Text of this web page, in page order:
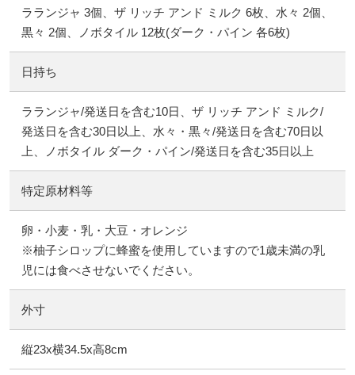
ラランジャ 3個、ザ リッチ アンド ミルク 6枚、水々 2個、
黒々 2個、ノボタイル 12枚(ダーク・パイン 各6枚)
日持ち
ラランジャ/発送日を含む10日、ザ リッチ アンド ミルク/
発送日を含む30日以上、水々・黒々/発送日を含む70日以
上、ノボタイル ダーク・パイン/発送日を含む35日以上
特定原材料等
卵・小麦・乳・大豆・オレンジ
※柚子シロップに蜂蜜を使用していますので1歳未満の乳
児には食べさせないでください。
外寸
縦23x横34.5x高8cm